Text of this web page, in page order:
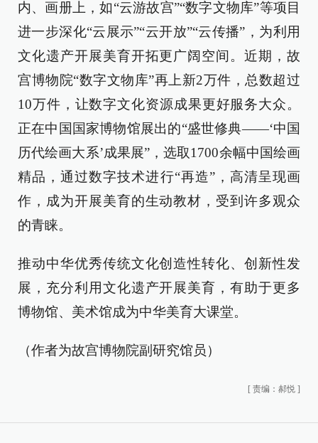
内、画册上，如“云游故宫”“数字文物库”等项目
进一步深化“云展示”“云开放”“云传播”，为利用
文化遗产开展美育开拓更广阔空间。近期，故
宫博物院“数字文物库”再上新2万件，总数超过
10万件，让数字文化资源成果更好服务大众。
正在中国国家博物馆展出的“盛世修典——‘中国
历代绘画大系’成果展”，选取1700余幅中国绘画
精品，通过数字技术进行“再造”，高清呈现画
作，成为开展美育的生动教材，受到许多观众
的青睐。
推动中华优秀传统文化创造性转化、创新性发
展，充分利用文化遗产开展美育，有助于更多
博物馆、美术馆成为中华美育大课堂。
（作者为故宫博物院副研究馆员）
[ 责编：郝悦 ]